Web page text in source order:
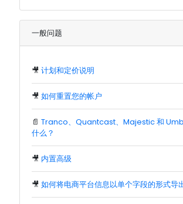
一般问题
🎥 计划和定价说明
🎥 如何重置您的帐户
📄 Tranco、Quantcast、Majestic 和
什么？
🎥 内置高级
🎥 如何将电商平台信息以单个字段的形式导